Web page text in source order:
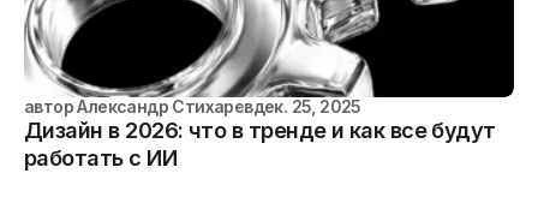
автор Александр Стихаревдек. 25, 2025
Дизайн в 2026: что в тренде и как все будут
работать с ИИ